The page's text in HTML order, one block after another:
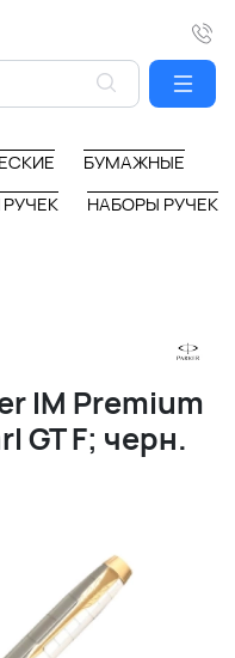
БУМАЖНЫЕ
НАБОРЫ РУЧЕК
IM Premium
GT F; черн.